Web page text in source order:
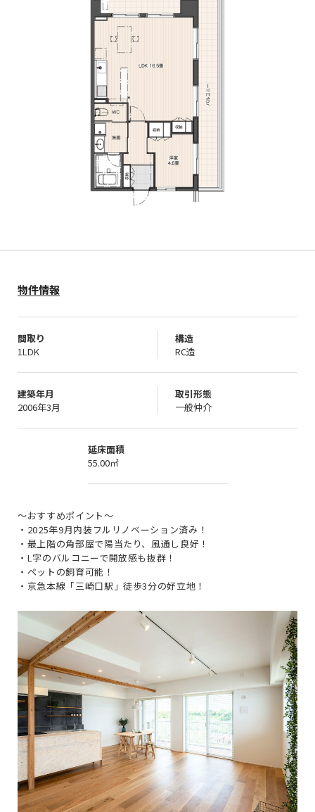
物件情報
間取り
1LDK
構造
RC造
建築年月
2006年3月
取引形態
一般仲介
延床面積
55.00㎡
〜おすすめポイント〜
・2025年9月内装フルリノベーション済み！
・最上階の角部屋で陽当たり、風通し良好！
・L字のバルコニーで開放感も抜群！
・ペットの飼育可能！
・京急本線「三崎口駅」徒歩3分の好立地！